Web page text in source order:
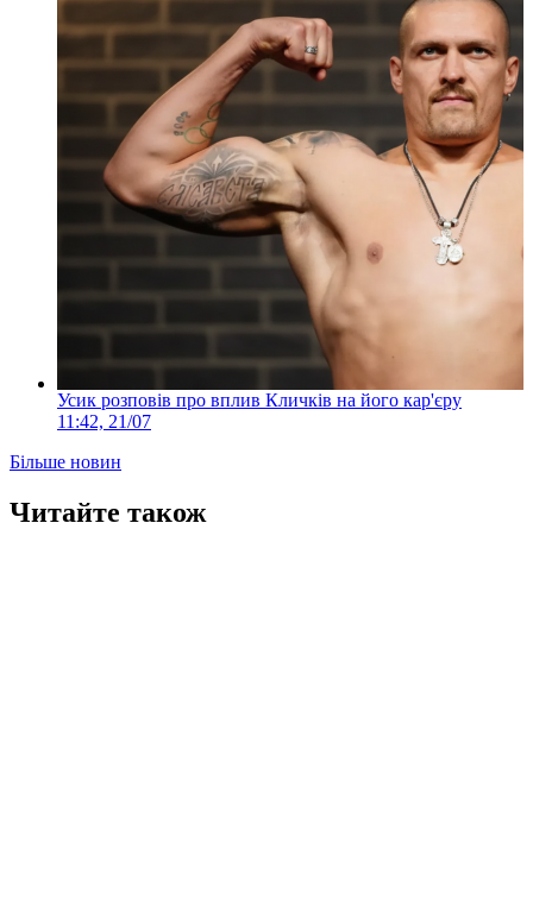
Усик розповів про вплив Кличків на його кар'єру
11:42, 21/07
Більше новин
Читайте також